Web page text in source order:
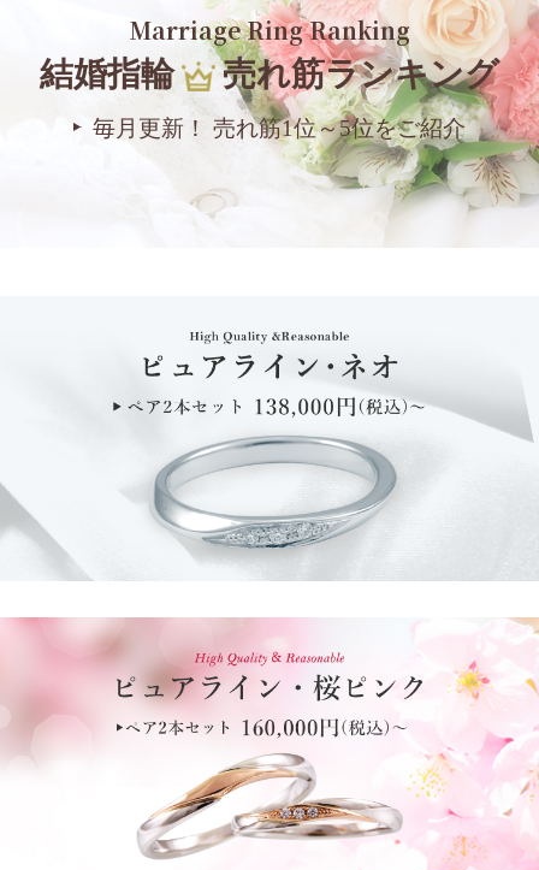
Marriage Ring Ranking
結婚指輪 売れ筋ランキング
毎月更新！ 売れ筋1位～5位をご紹介